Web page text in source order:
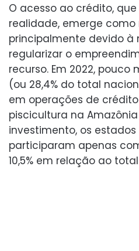
O acesso ao crédito,
realidade, emerge
principalmente devido à
regularizar o
recurso. Em 2022, pouco
(ou 28,4% do total
em operações de
piscicultura na
investimento, os
participaram apenas
10,5% em relação ao